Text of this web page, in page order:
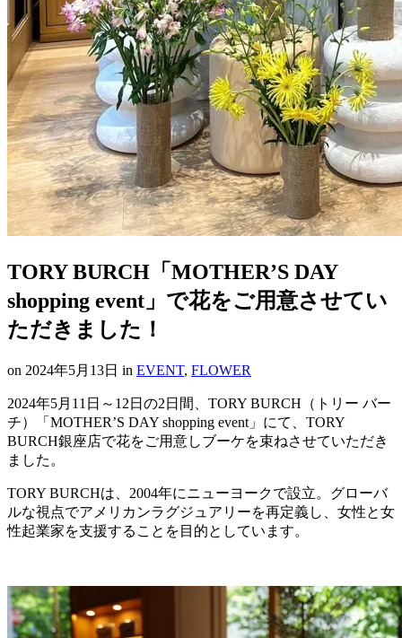
TORY BURCH「MOTHER’S DAY
shopping event」で花をご用意させてい
ただきました！
on 2024年5月13日 in EVENT, FLOWER
2024年5月11日～12日の2日間、TORY BURCH（トリー バー
チ）「MOTHER’S DAY shopping event」にて、TORY
BURCH銀座店で花をご用意しブーケを束ねさせていただき
ました。
TORY BURCHは、2004年にニューヨークで設立。グローバ
ルな視点でアメリカンラグジュアリーを再定義し、女性と女
性起業家を支援することを目的としています。